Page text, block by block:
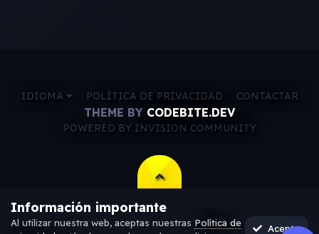
IDIOMA POLÍTICA DE PRIVACIDAD CONTACTAR
THEME BY CODEBITE.DEV
POWERED BY INVISION COMMUNITY
Información importante
Al utilizar nuestra web, aceptas nuestras Política de
Acepto